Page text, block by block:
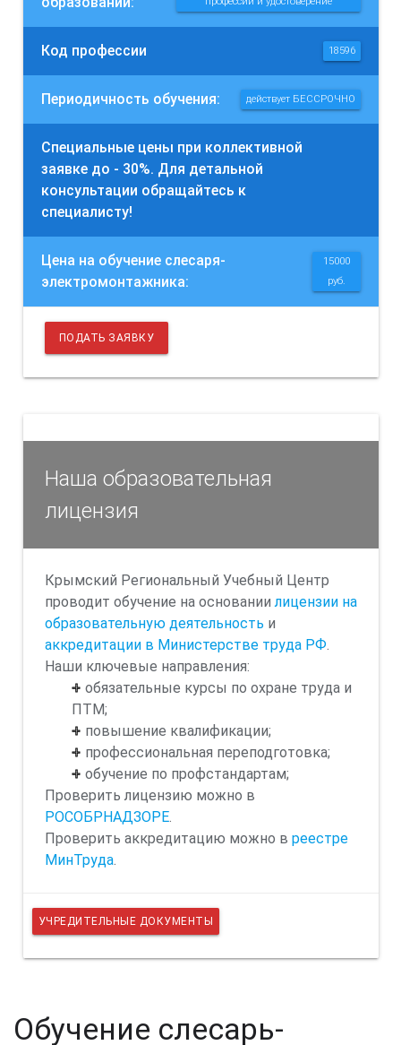
Код профессии 18596
Периодичность обучения: действует БЕССРОЧНО
Специальные цены при коллективной
заявке до - 30%. Для детальной
консультации обращайтесь к
специалисту!
Цена на обучение слесаря-
электромонтажника:
15000
руб.
ПОДАТЬ ЗАЯВКУ
Наша образовательная
лицензия
Крымский Региональный Учебный Центр
проводит обучение на основаниилицензии на
образовательную деятельность и
аккредитации в Министерстве труда РФ.
Наши ключевые направления:
обязательные курсы по охране труда и
ПТМ;
повышение квалификации;
профессиональная переподготовка;
обучение по профстандартам;
Проверить лицензию можно в
РОСОБРНАДЗОРЕ.
Проверить аккредитацию можно в реестре
МинТруда.
УЧРЕДИТЕЛЬНЫЕ ДОКУМЕНТЫ
Обучение слесарь-